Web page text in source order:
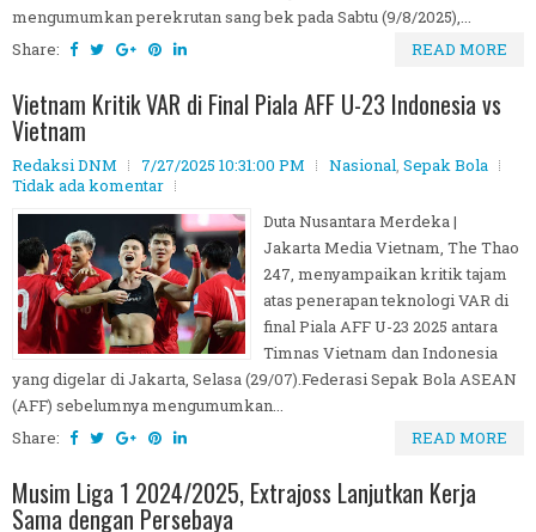
mengumumkan perekrutan sang bek pada Sabtu (9/8/2025),...
Share:
READ MORE
Vietnam Kritik VAR di Final Piala AFF U-23 Indonesia vs
Vietnam
Redaksi DNM 7/27/2025 10:31:00 PM Nasional, Sepak Bola
Tidak ada komentar
Duta Nusantara Merdeka |
Jakarta Media Vietnam, The Thao
247, menyampaikan kritik tajam
atas penerapan teknologi VAR di
final Piala AFF U-23 2025 antara
Timnas Vietnam dan Indonesia
yang digelar di Jakarta, Selasa (29/07).Federasi Sepak Bola ASEAN
(AFF) sebelumnya mengumumkan...
Share:
READ MORE
Musim Liga 1 2024/2025, Extrajoss Lanjutkan Kerja
Sama dengan Persebaya